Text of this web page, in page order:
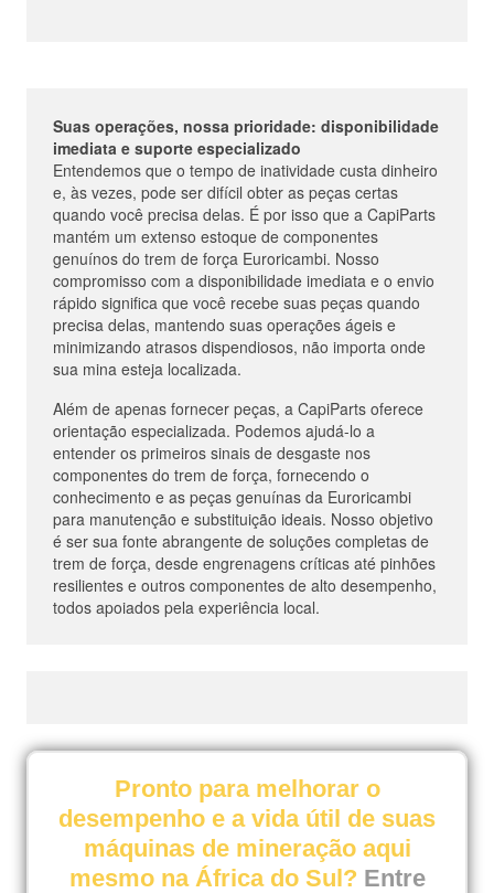
Suas operações, nossa prioridade: disponibilidade
imediata e suporte especializado
Entendemos que o tempo de inatividade custa dinheiro
e, às vezes, pode ser difícil obter as peças certas
quando você precisa delas. É por isso que a CapiParts
mantém um extenso estoque de componentes
genuínos do trem de força Euroricambi. Nosso
compromisso com a disponibilidade imediata e o envio
rápido significa que você recebe suas peças quando
precisa delas, mantendo suas operações ágeis e
minimizando atrasos dispendiosos, não importa onde
sua mina esteja localizada.
Além de apenas fornecer peças, a CapiParts oferece
orientação especializada. Podemos ajudá-lo a
entender os primeiros sinais de desgaste nos
componentes do trem de força, fornecendo o
conhecimento e as peças genuínas da Euroricambi
para manutenção e substituição ideais. Nosso objetivo
é ser sua fonte abrangente de soluções completas de
trem de força, desde engrenagens críticas até pinhões
resilientes e outros componentes de alto desempenho,
todos apoiados pela experiência local.
Pronto para melhorar o
desempenho e a vida útil de suas
máquinas de mineração aqui
mesmo na África do Sul? Entre